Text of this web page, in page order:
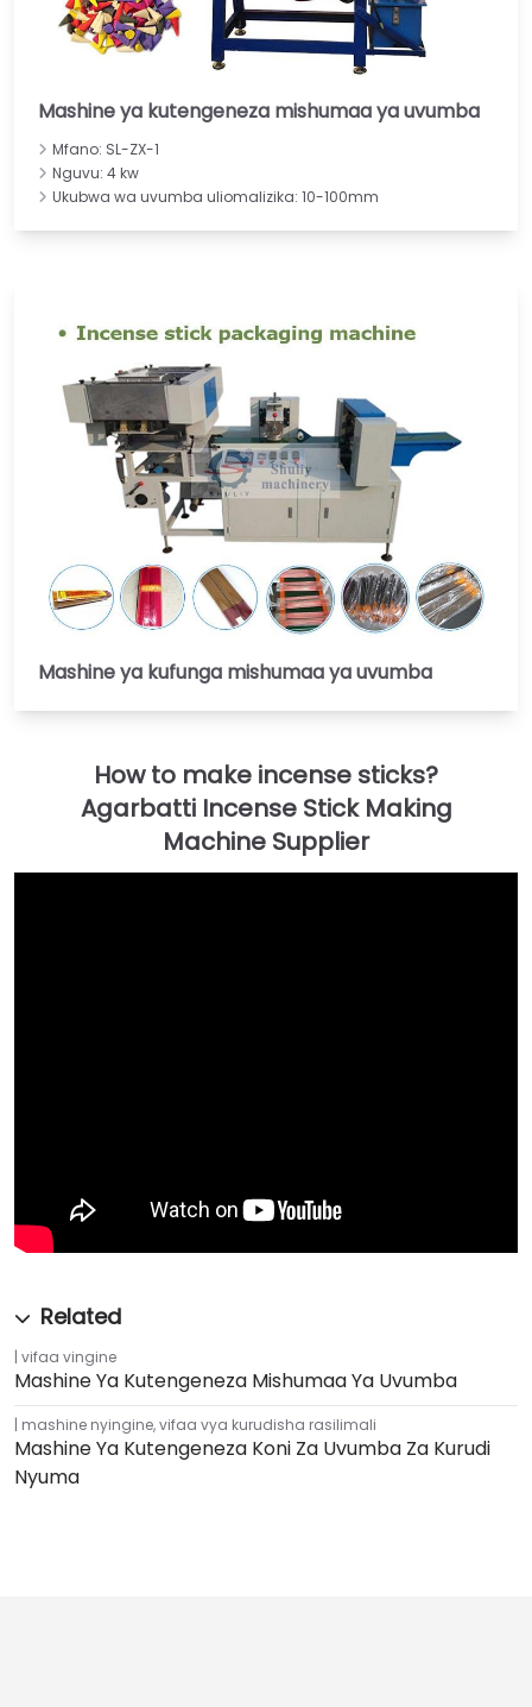
Mashine ya kutengeneza mishumaa ya uvumba
Mfano: SL-ZX-1
Nguvu: 4 kw
Ukubwa wa uvumba uliomalizika: 10-100mm
Mashine ya kufunga mishumaa ya uvumba
vifaa vingine
Mashine Ya Kutengeneza Mishumaa Ya Uvumba
mashine nyingine,vifaa vya kurudisha rasilimali
Mashine Ya Kutengeneza Koni Za Uvumba Za Kurudi
Nyuma